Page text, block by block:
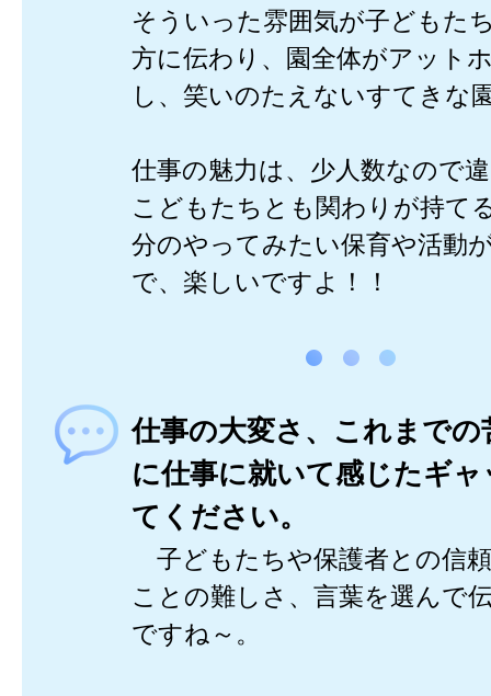
そういった雰囲気が子どもた
方に伝わり、園全体がアット
し、笑いのたえないすてきな
仕事の魅力は、少人数なので
こどもたちとも関わりが持て
分のやってみたい保育や活動
で、楽しいですよ！！
仕事の大変さ、これまでの
に仕事に就いて感じたギ
てください。
子どもたちや保護者との信
ことの難しさ、言葉を選んで
ですね～。